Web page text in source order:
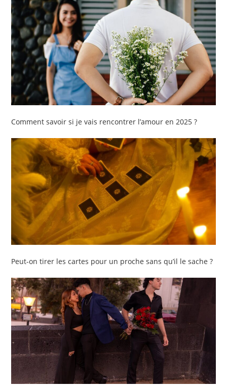
Comment savoir si je vais rencontrer l’amour en 2025 ?
Peut-on tirer les cartes pour un proche sans qu’il le sache ?